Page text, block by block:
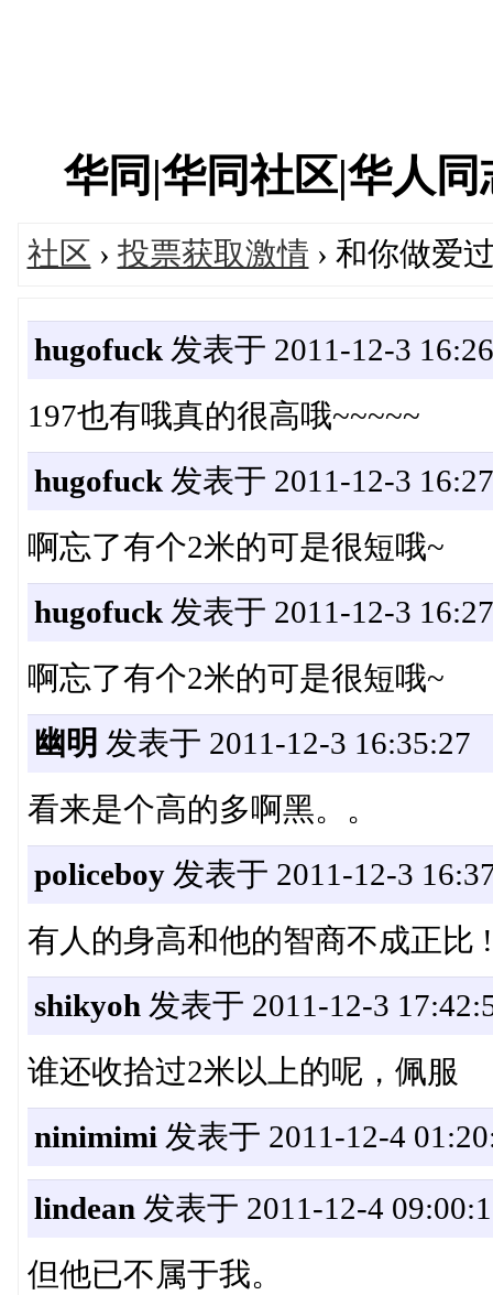
华同|华同社区|华人
社区 › 投票获取激情 › 和你做爱
hugofuck发表于 2011-12-3
197也有哦真的很高哦~~~~~
hugofuck发表于 2011-12-3
啊忘了有个2米的可是很短哦~
hugofuck发表于 2011-12-3
啊忘了有个2米的可是很短哦~
幽明 发表于 2011-12-3 16:35:27
看来是个高的多啊黑。。
policeboy发表于 2011-12-3
有人的身高和他的智商不成正比 !
shikyoh 发表于 2011-12-3
谁还收拾过2米以上的呢，佩服
ninimimi 发表于 2011-12-4
lindean 发表于 2011-12-4
但他已不属于我。